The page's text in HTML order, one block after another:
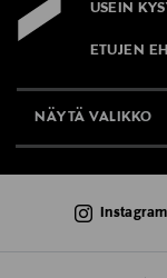
USEIN
ETUJEN
NÄYTÄ VALIKKO
AJANKOHTAISTA
Instagram